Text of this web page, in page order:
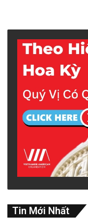
Tin Mới Nhất